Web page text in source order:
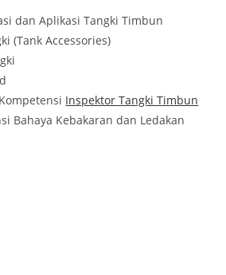
dan Aplikasi Tangki Timbun
(Tank Accessories)
Inspektor Tangki Timbun
Bahaya Kebakaran dan Ledakan